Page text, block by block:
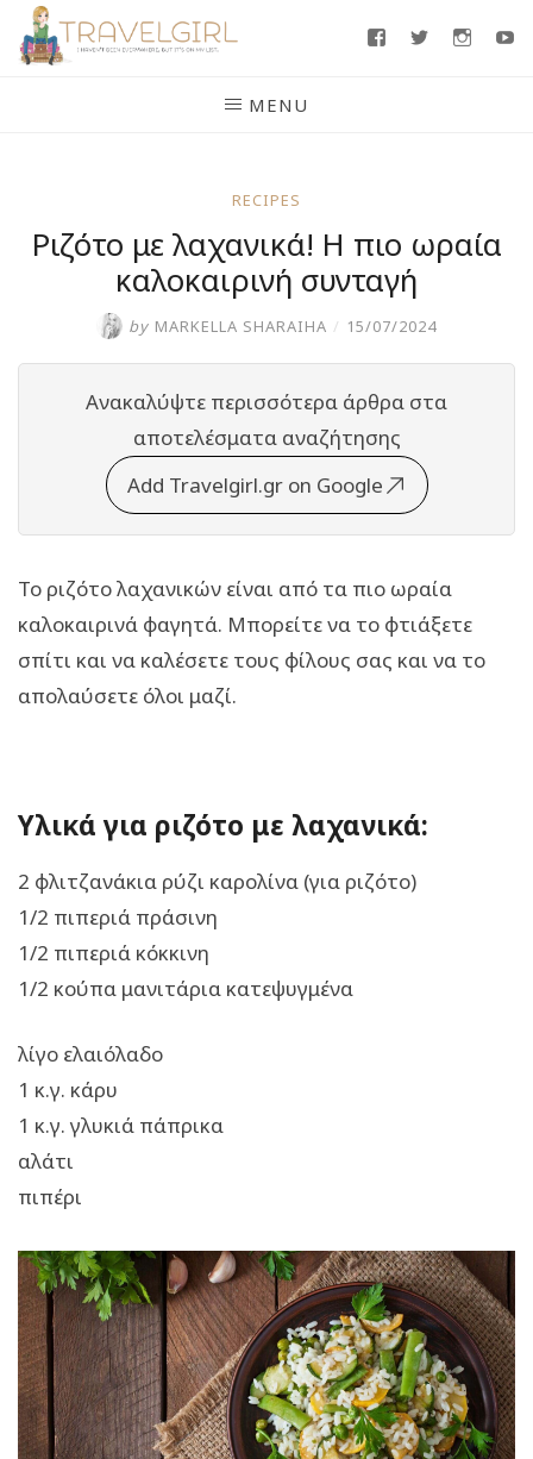
Skip
FacebookTwitter
MENU
RECIPES
Ριζότο με λαχανικά! Η πιο ωραία
καλοκαιρινή συνταγή
by MARKELLA SHARAIHA / 15/07/2024
Ανακαλύψτε περισσότερα άρθρα στα
αποτελέσματα αναζήτησης
Add Travelgirl.gr on Google
Το ριζότο λαχανικών είναι από τα πιο ωραία
καλοκαιρινά φαγητά. Μπορείτε να το φτιάξετε
σπίτι και να καλέσετε τους φίλους σας και να το
απολαύσετε όλοι μαζί.
Υλικά για ριζότο με λαχανικά:
2 φλιτζανάκια ρύζι καρολίνα (για ριζότο)
1/2 πιπεριά πράσινη
1/2 πιπεριά κόκκινη
1/2 κούπα μανιτάρια κατεψυγμένα
λίγο ελαιόλαδο
1 κ.γ. κάρυ
1 κ.γ. γλυκιά πάπρικα
αλάτι
πιπέρι